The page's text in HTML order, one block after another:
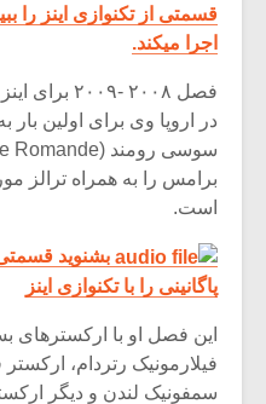
قسمتی از تکنوازی اینز را
اجرا میکند.
فصل ۲۰۰۸ -
در اروپا وی برای اولین بار
است.
بشنوید
پاگانینی را با تکنوازی اینز
این فصل او با ارکسترهای
فیلارمونیک رتردام، ارکستر
سمفونیک لندن و دیگر
یادداشتی بر
متن فیلم
شیش و نیم»
بدنام ترین